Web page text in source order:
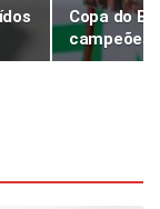
Copa do
campeões